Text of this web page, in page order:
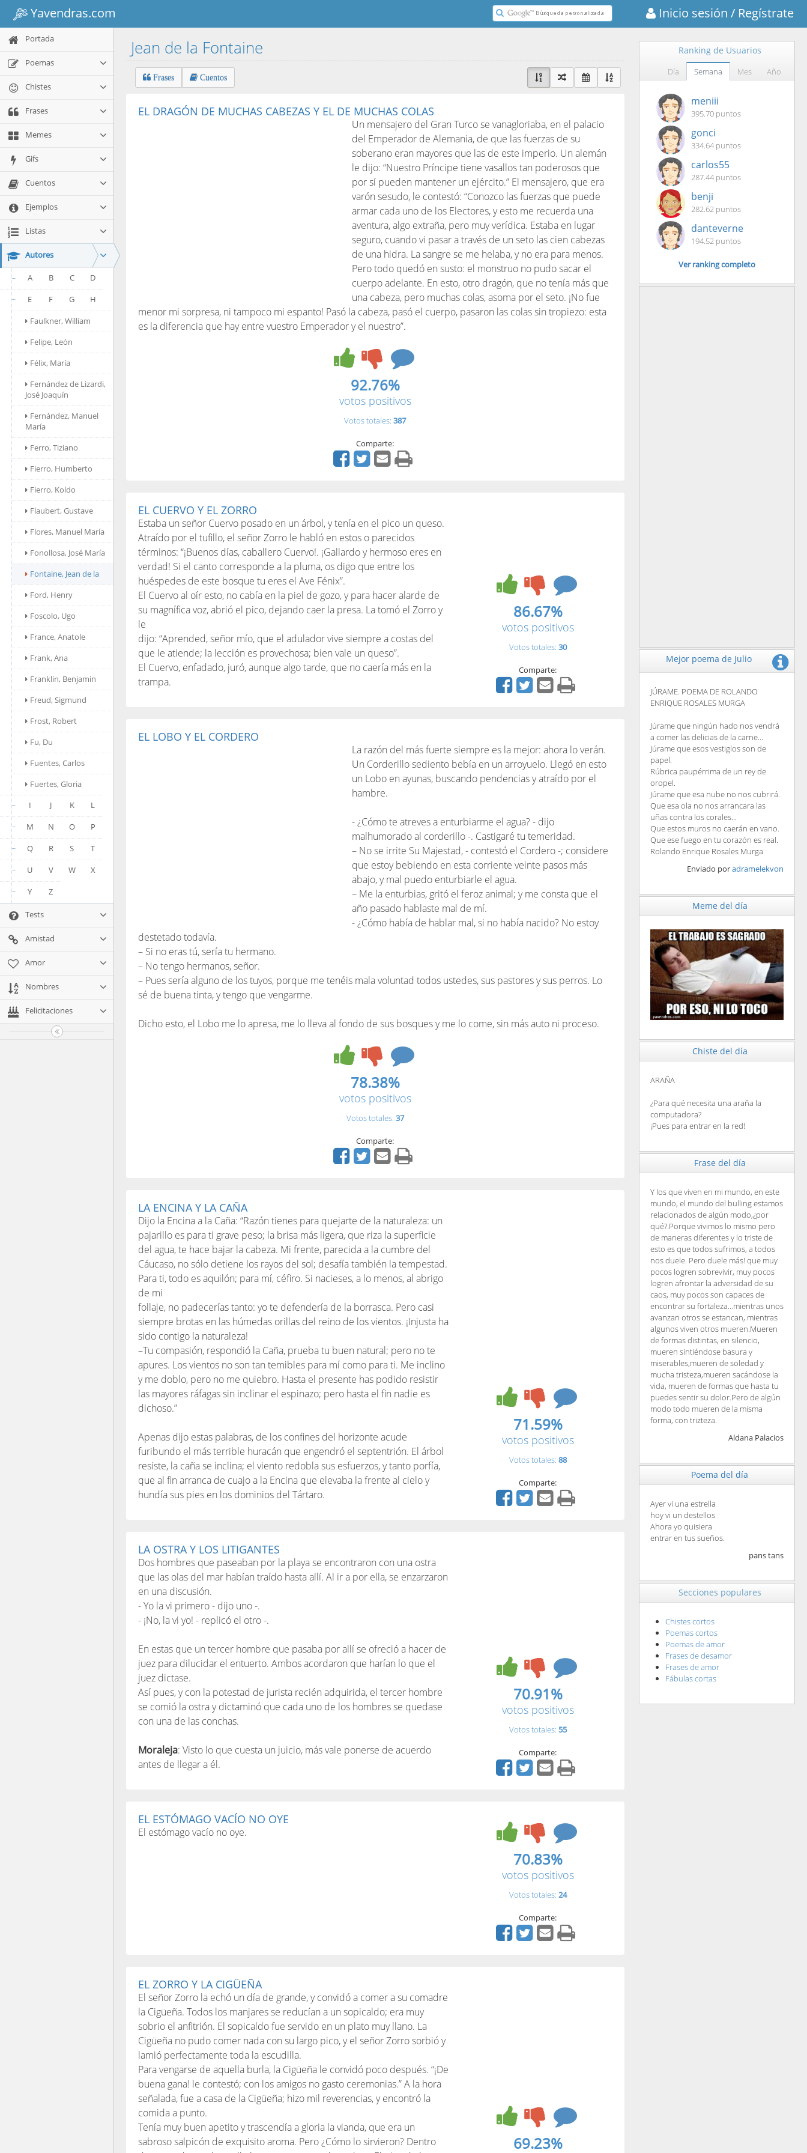
Yavendras.com Inicio sesión / Regístrate
Portada
Poemas
Chistes
Frases
Memes
Gifs
Cuentos
Ejemplos
Listas
Autores
A B C
D
E
F G
H
Faulkner, William
Felipe, León
Félix, María
Fernández de Lizardi,
José Joaquín
Fernández, Manuel
María
Ferro, Tiziano
Fierro, Humberto
Fierro, Koldo
Flaubert, Gustave
Flores, Manuel María
Fonollosa, José María
Fontaine, Jean de la
Ford, Henry
Foscolo, Ugo
France, Anatole
Frank, Ana
Franklin, Benjamin
Freud, Sigmund
Frost, Robert
Fu, Du
Fuentes, Carlos
Fuertes, Gloria
I
J K
L
M
N O
P
Q
R S
T
U
V W
X
Y
Z
Tests
Amistad
Amor
Nombres
Felicitaciones
Jean de la Fontaine
Frases Cuentos
EL DRAGÓN DE MUCHAS CABEZAS Y EL DE MUCHAS COLAS
Un mensajero del Gran Turco se vanagloriaba, en el palacio
del Emperador de Alemania, de que las fuerzas de su
soberano eran mayores que las de este imperio. Un alemán
le dijo: “Nuestro Príncipe tiene vasallos tan poderosos que
por sí pueden mantener un ejército.” El mensajero, que era
varón sesudo, le contestó: “Conozco las fuerzas que puede
armar cada uno de los Electores, y esto me recuerda una
aventura, algo extraña, pero muy verídica. Estaba en lugar
seguro, cuando vi pasar a través de un seto las cien cabezas
de una hidra. La sangre se me helaba, y no era para menos.
Pero todo quedó en susto: el monstruo no pudo sacar el
cuerpo adelante. En esto, otro dragón, que no tenía más que
una cabeza, pero muchas colas, asoma por el seto. ¡No fue
menor mi sorpresa, ni tampoco mi espanto! Pasó la cabeza, pasó el cuerpo, pasaron las colas sin tropiezo: esta
es la diferencia que hay entre vuestro Emperador y el nuestro”.
92.76%
votos positivos
Votos totales:387
Comparte:
EL CUERVO Y EL ZORRO
Estaba un señor Cuervo posado en un árbol, y tenía en el pico un queso.
Atraído por el tufillo, el señor Zorro le habló en estos o parecidos
términos: “¡Buenos días, caballero Cuervo!. ¡Gallardo y hermoso eres en
verdad! Si el canto corresponde a la pluma, os digo que entre los
huéspedes de este bosque tu eres el Ave Fénix”.
El Cuervo al oír esto, no cabía en la piel de gozo, y para hacer alarde de
su magnífica voz, abrió el pico, dejando caer la presa. La tomó el Zorro y
le
dijo: “Aprended, señor mío, que el adulador vive siempre a costas del
que le atiende; la lección es provechosa; bien vale un queso”.
El Cuervo, enfadado, juró, aunque algo tarde, que no caería más en la
trampa.
86.67%
votos positivos
Votos totales: 30
Comparte:
EL LOBO Y EL CORDERO
La razón del más fuerte siempre es la mejor: ahora lo verán.
Un Corderillo sediento bebía en un arroyuelo. Llegó en esto
un Lobo en ayunas, buscando pendencias y atraído por el
hambre.
- ¿Cómo te atreves a enturbiarme el agua? - dijo
malhumorado al corderillo -. Castigaré tu temeridad.
– No se irrite Su Majestad, - contestó el Cordero -; considere
que estoy bebiendo en esta corriente veinte pasos más
abajo, y mal puedo enturbiarle el agua.
– Me la enturbias, gritó el feroz animal; y me consta que el
año pasado hablaste mal de mí.
- ¿Cómo había de hablar mal, si no había nacido? No estoy
destetado todavía.
– Si no eras tú, sería tu hermano.
– No tengo hermanos, señor.
– Pues sería alguno de los tuyos, porque me tenéis mala voluntad todos ustedes, sus pastores y sus perros. Lo
sé de buena tinta, y tengo que vengarme.
Dicho esto, el Lobo me lo apresa, me lo lleva al fondo de sus bosques y me lo come, sin más auto ni proceso.
78.38%
votos positivos
Votos totales: 37
Comparte:
LA ENCINA Y LA CAÑA
Dijo la Encina a la Caña: “Razón tienes para quejarte de la naturaleza: un
pajarillo es para ti grave peso; la brisa más ligera, que riza la superficie
del agua, te hace bajar la cabeza. Mi frente, parecida a la cumbre del
Cáucaso, no sólo detiene los rayos del sol; desafía también la tempestad.
Para ti, todo es aquilón; para mí, céfiro. Si nacieses, a lo menos, al abrigo
de mi
follaje, no padecerías tanto: yo te defendería de la borrasca. Pero casi
siempre brotas en las húmedas orillas del reino de los vientos. ¡Injusta ha
sido contigo la naturaleza!
–Tu compasión, respondió la Caña, prueba tu buen natural; pero no te
apures. Los vientos no son tan temibles para mí como para ti. Me inclino
y me doblo, pero no me quiebro. Hasta el presente has podido resistir
las mayores ráfagas sin inclinar el espinazo; pero hasta el fin nadie es
dichoso.”
Apenas dijo estas palabras, de los confines del horizonte acude
furibundo el más terrible huracán que engendró el septentrión. El árbol
resiste, la caña se inclina; el viento redobla sus esfuerzos, y tanto porfía,
que al fin arranca de cuajo a la Encina que elevaba la frente al cielo y
hundía sus pies en los dominios del Tártaro.
71.59%
votos positivos
Votos totales: 88
Comparte:
LA OSTRA Y LOS LITIGANTES
Dos hombres que paseaban por la playa se encontraron con una ostra
que las olas del mar habían traído hasta allí. Al ir a por ella, se enzarzaron
en una discusión.
- Yo la vi primero - dijo uno -.
- ¡No, la vi yo! - replicó el otro -.
En estas que un tercer hombre que pasaba por allí se ofreció a hacer de
juez para dilucidar el entuerto. Ambos acordaron que harían lo que el
juez dictase.
Así pues, y con la potestad de jurista recién adquirida, el tercer hombre
se comió la ostra y dictaminó que cada uno de los hombres se quedase
con una de las conchas.
Moraleja: Visto lo que cuesta un juicio, más vale ponerse de acuerdo
antes de llegar a él.
70.91%
votos positivos
Votos totales: 55
Comparte:
EL ESTÓMAGO VACÍO NO OYE
El estómago vacío no oye.
70.83%
votos positivos
Votos totales: 24
Comparte:
EL ZORRO Y LA CIGÜEÑA
El señor Zorro la echó un día de grande, y convidó a comer a su comadre
la Cigüeña. Todos los manjares se reducían a un sopicaldo; era muy
sobrio el anfitrión. El sopicaldo fue servido en un plato muy llano. La
Cigüeña no pudo comer nada con su largo pico, y el señor Zorro sorbió y
lamió perfectamente toda la escudilla.
Para vengarse de aquella burla, la Cigüeña le convidó poco después. “¡De
buena gana! le contestó; con los amigos no gasto ceremonias.” A la hora
señalada, fue a casa de la Cigüeña; hizo mil reverencias, y encontró la
comida a punto.
Tenía muy buen apetito y trascendía a gloria la vianda, que era un
sabroso salpicón de exquisito aroma. Pero ¿Cómo lo sirvieron? Dentro
69.23%
Ranking de Usuarios
Día Semana Mes Año
meniii
395.70 puntos
gonci
334.64 puntos
carlos55
287.44 puntos
benji
282.62 puntos
danteverne
194.52 puntos
Ver ranking completo
Mejor poema de Julio
JÚRAME. POEMA DE ROLANDO
ENRIQUE ROSALES MURGA
Júrame que ningún hado nos vendrá
a comer las delicias de la carne...
Júrame que esos vestiglos son de
papel.
Rúbrica paupérrima de un rey de
oropel.
Júrame que esa nube no nos cubrirá.
Que esa ola no nos arrancara las
uñas contra los corales...
Que estos muros no caerán en vano.
Que ese fuego en tu corazón es real.
Rolando Enrique Rosales Murga
Enviado poradramelekvon
Meme del día
Chiste del día
ARAÑA
¿Para qué necesita una araña la
computadora?
¡Pues para entrar en la red!
Frase del día
Y los que viven en mi mundo, en este
mundo, el mundo del bulling estamos
relacionados de algún modo,¿por
qué?.Porque vivimos lo mismo pero
de maneras diferentes y lo triste de
esto es que todos sufrimos, a todos
nos duele. Pero duele más! que muy
pocos logren sobrevivir, muy pocos
logren afrontar la adversidad de su
caos, muy pocos son capaces de
encontrar su fortaleza...mientras unos
avanzan otros se estancan, mientras
algunos viven otros mueren.Mueren
de formas distintas, en silencio,
mueren sintiéndose basura y
miserables,mueren de soledad y
mucha tristeza,mueren sacándose la
vida, mueren de formas que hasta tu
puedes sentir su dolor.Pero de algún
modo todo mueren de la misma
forma, con trizteza.
Aldana Palacios
Poema del día
Ayer vi una estrella
hoy vi un destellos
Ahora yo quisiera
entrar en tus sueños.
pans tans
Secciones populares
Chistes cortos
Poemas cortos
Poemas de amor
Frases de desamor
Frases de amor
Fábulas cortas